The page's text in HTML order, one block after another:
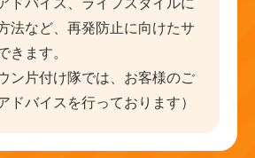
ドバイス、ライフスタイルに
法など、再発防止に向けたサ
きます。
ン片付け隊では、お客様のご
ドバイスを行っております）